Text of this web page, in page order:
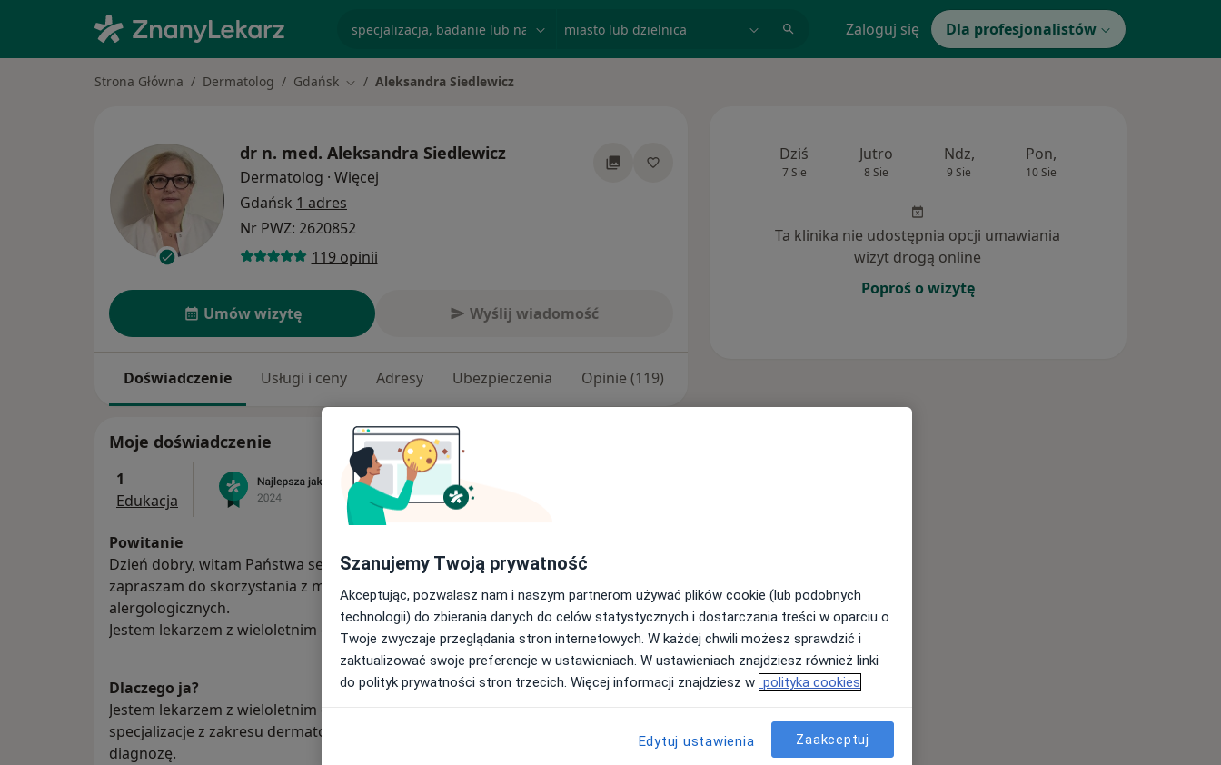
Zaloguj się Dla profesjonalistów
Strona Główna Dermatolog Gdańsk Zmień miasto
Aleksandra Siedlewicz
dr n. med. Aleksandra Siedlewicz
Dermatolog · Więcej
Gdańsk 1 adres
Nr PWZ: 2620852
119 opinii
Umów wizytę Wyślij wiadomość
Doświadczenie Usługi i ceny Adresy Ubezpieczenia Opinie (119)
Moje doświadczenie
1
Edukacja
Powitanie
Dzień dobry, witam Państwa serdecznie ,
zapraszam do skorzystania z moich usług w zakresie porad dermatologicznych i
alergologicznych.
Jestem lekarzem z wieloletnim doświadczeniem klinicznym w tych dziedzinach.
Dlaczego ja?
Jestem lekarzem z wieloletnim doświadczeniem klinicznym. Posiadając
specjalizacje z zakresu dermatologii i alergologii jestem w stanie szybko postawić
diagnozę.
Dziś
7 Sie
Jutro
8 Sie
Ndz,
9 Sie
Pon,
10 Sie
Ta klinika nie udostępnia opcji umawiania
wizyt drogą online
Poproś o wizytę
Szanujemy Twoją prywatność
Akceptując, pozwalasz nam i naszym partnerom używać plików cookie (lub podobnych
technologii) do zbierania danych do celów statystycznych i dostarczania treści w oparciu o
Twoje zwyczaje przeglądania stron internetowych. W każdej chwili możesz sprawdzić i
zaktualizować swoje preferencje w ustawieniach. W ustawieniach znajdziesz również linki
do polityk prywatności stron trzecich. Więcej informacji znajdziesz w polityka cookies
Edytuj ustawienia Zaakceptuj